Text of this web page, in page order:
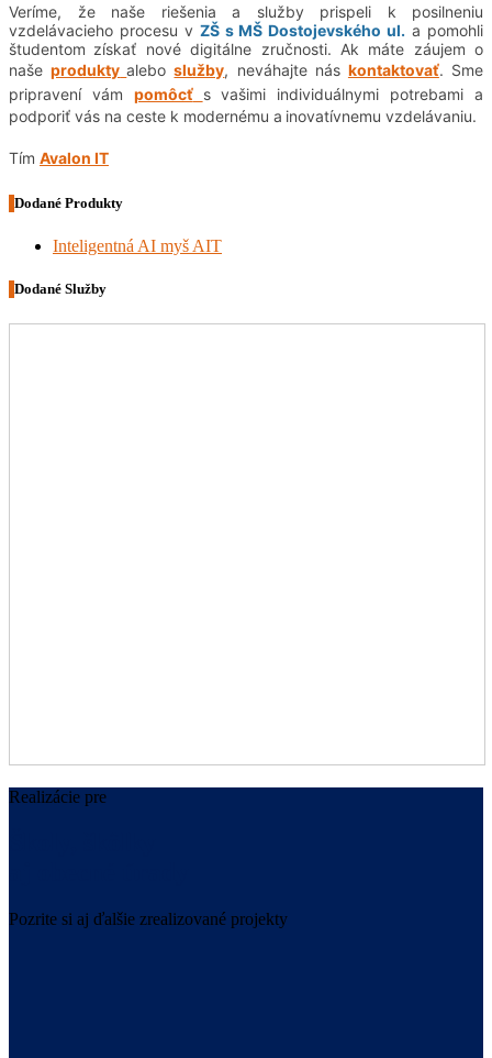
Veríme, že naše riešenia a služby prispeli k posilneniu
vzdelávacieho procesu v ZŠ s MŠ Dostojevského ul. a pomohli
študentom získať nové digitálne zručnosti. Ak máte záujem o
našeprodukty aleboslužby, neváhajte nás kontaktovať. Sme
pripravení vám
pomôcť
s vašimi individuálnymi potrebami a
podporiť vás na ceste k modernému a inovatívnemu vzdelávaniu.
Tím Avalon IT
Dodané Produkty
Inteligentná AI myš AIT
Dodané Služby
Realizácie pre
Pozrite si aj ďalšie zrealizované projekty